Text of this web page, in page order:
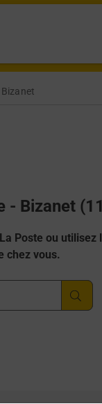
Bizanet
- Bizanet
Poste ou
chez vous.